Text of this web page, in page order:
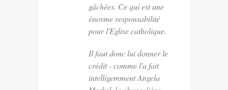
gâchées. Ce qui est une
énorme responsabilité
pour l'Eglise catholique.
Il faut donc lui donner le
crédit - comme l'a fait
intelligemment Angela